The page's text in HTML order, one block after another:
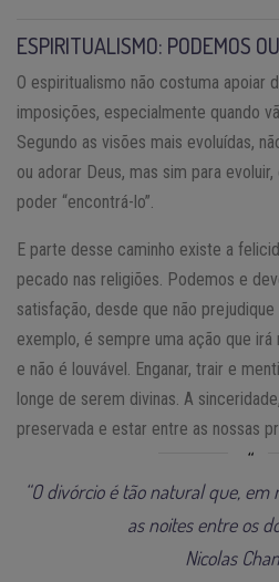
ESPIRITUALISMO: PODEMOS
O espiritualismo não costuma apoiar
imposições, especialmente quando
Segundo as visões mais evoluídas,
ou adorar Deus, mas sim para
poder “encontrá-lo”.
E parte desse caminho existe a
pecado nas religiões. Podemos e
satisfação, desde que não
exemplo, é sempre uma ação que irá
e não é louvável. Enganar, trair e
longe de serem divinas. A
preservada e estar entre as nossas
“O divórcio é tão natural que,
as noites entre os
Nicolas